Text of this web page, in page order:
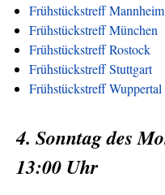
Frühstückstreff Mannheim
Frühstückstreff München
Frühstückstreff Rostock
Frühstückstreff Stuttgart
Frühstückstreff Wuppertal
4. Sonntag des
13:00 Uhr